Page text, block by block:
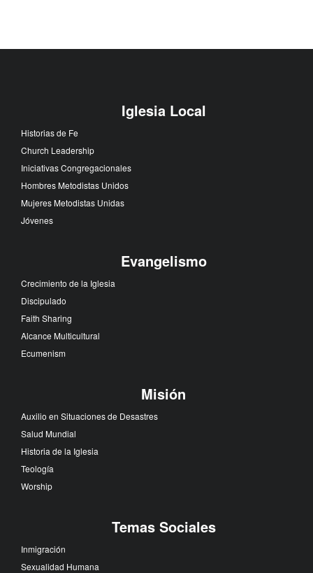
Iglesia Local
Historias de Fe
Church Leadership
Iniciativas Congregacionales
Hombres Metodistas Unidos
Mujeres Metodistas Unidas
Jóvenes
Evangelismo
Crecimiento de la Iglesia
Discipulado
Faith Sharing
Alcance Multicultural
Ecumenism
Misión
Auxilio en Situaciones de Desastres
Salud Mundial
Historia de la Iglesia
Teología
Worship
Temas Sociales
Inmigración
Sexualidad Humana